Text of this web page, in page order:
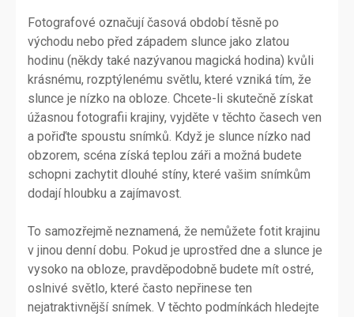
Fotografové označují časová období těsně po
východu nebo před západem slunce jako zlatou
hodinu (někdy také nazývanou magická hodina) kvůli
krásnému, rozptýlenému světlu, které vzniká tím, že
slunce je nízko na obloze. Chcete-li skutečně získat
úžasnou fotografii krajiny, vyjděte v těchto časech ven
a pořiďte spoustu snímků. Když je slunce nízko nad
obzorem, scéna získá teplou záři a možná budete
schopni zachytit dlouhé stíny, které vašim snímkům
dodají hloubku a zajímavost.
To samozřejmě neznamená, že nemůžete fotit krajinu
v jinou denní dobu. Pokud je uprostřed dne a slunce je
vysoko na obloze, pravděpodobně budete mít ostré,
oslnivé světlo, které často nepřinese ten
nejatraktivnější snímek. V těchto podmínkách hledejte